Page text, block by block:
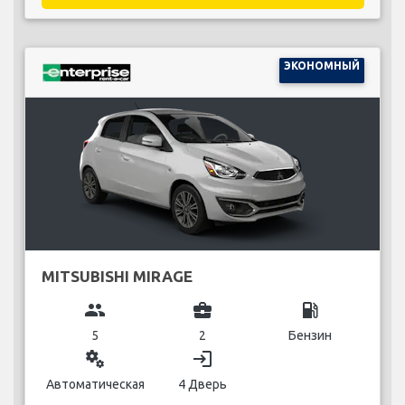
ЭКОНОМНЫЙ
MITSUBISHI MIRAGE
group
5
business_center
2
local_gas_station
Бензин
miscellaneous_services
Автоматическая
login
4 Дверь